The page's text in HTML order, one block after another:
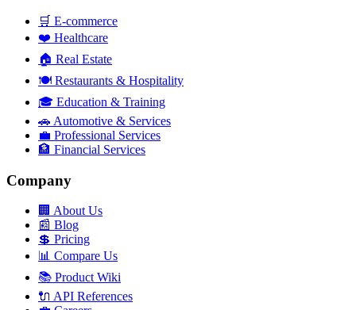
🛒 E-commerce
❤️ Healthcare
🏠 Real Estate
🍽️ Restaurants & Hospitality
🎓 Education & Training
🚗 Automotive & Services
💼 Professional Services
🏦 Financial Services
Company
🏢 About Us
📰 Blog
💲 Pricing
📊 Compare Us
📚 Product Wiki
🔌 API References